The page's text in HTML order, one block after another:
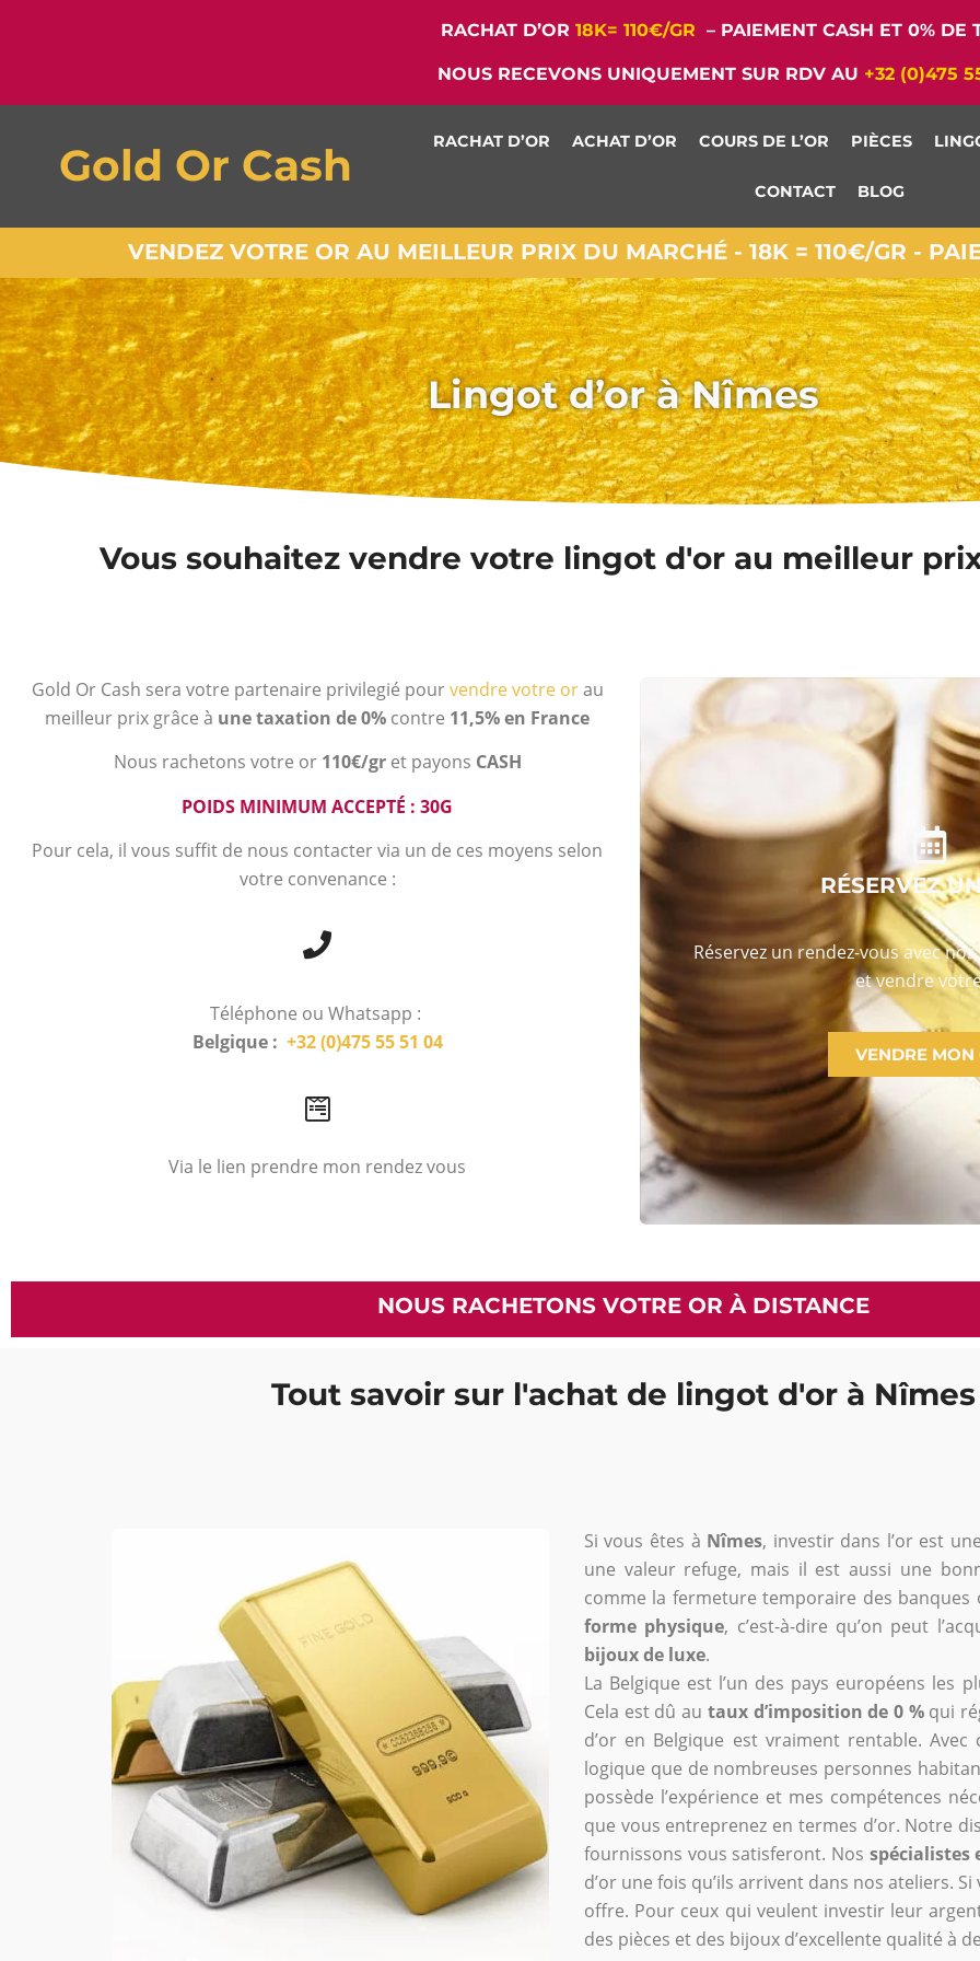
RACHAT D’OR 18K= 110€/GR – PAIEMENT CASH ET 0% DE
NOUS RECEVONS UNIQUEMENT SUR RDV AU +32 (0)475
Gold Or Cash RACHAT D’OR ACHAT D’OR COURS DE L’OR PIÈCES
CONTACT BLOG
VENDEZ VOTRE OR AU MEILLEUR PRIX DU MARCHÉ - 18K = 110€/GR -
Lingot d’or à Nîmes
Vous souhaitez vendre votre lingot d'or au meilleur
Gold Or Cash sera votre partenaire privilegié pourvendre votre orau
meilleur prix grâce à une taxation de 0% contre 11,5% en France
Nous rachetons votre or 110€/gr et payons CASH
POIDS MINIMUM ACCEPTÉ : 30G
Pour cela, il vous suffit de nous contacter via un de ces moyens selon
votre convenance :
Téléphone ou Whatsapp :
Belgique : +32 (0)475 55 51 04
Via le lien prendre mon rendez vous
RÉSERVEZ
Réservez un rendez-vous avec
et vendre
VENDRE MON
NOUS RACHETONS VOTRE OR À DISTANCE
Tout savoir sur l'achat de lingot d'or à Nîmes
Si vous êtes à Nîmes, investir dans l’or est
une valeur refuge, mais il est aussi une
comme la fermeture temporaire des
forme physique, c’est-à-dire qu’on peut
bijoux de luxe.
La Belgique est l’un des pays européens les
Cela est dû au taux d’imposition de 0 % qui
d’or en Belgique est vraiment rentable.
logique que de nombreuses personnes
possède l’expérience et mes compétences
que vous entreprenez en termes d’or. Notre
fournissons vous satisferont. Nos
d’or une fois qu’ils arrivent dans nos ateliers.
offre. Pour ceux qui veulent investir leur
des pièces et des bijoux d’excellente qualité